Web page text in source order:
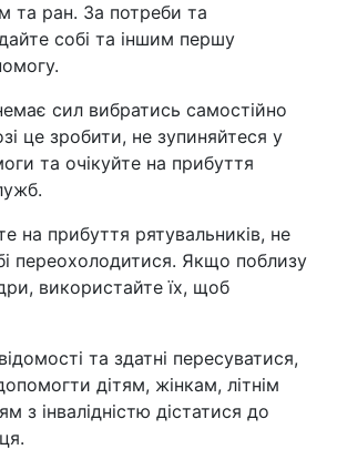
та ран. За потреби та
собі та іншим першу
сил вибратись самостійно
це зробити, не зупиняйтеся у
та очікуйте на прибуття
на прибуття рятувальників, не
переохолодитися. Якщо поблизу
використайте їх, щоб
та здатні пересуватися,
дітям, жінкам, літнім
з інвалідністю дістатися до